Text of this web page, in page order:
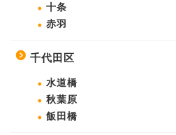
十条
赤羽
千代田区
水道橋
秋葉原
飯田橋